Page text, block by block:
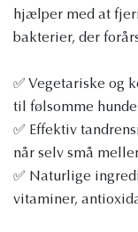
hjælper med at
bakterier, der
✅ Vegetariske og
til følsomme
✅ Effektiv
når selv små
✅ Naturlige
vitaminer,